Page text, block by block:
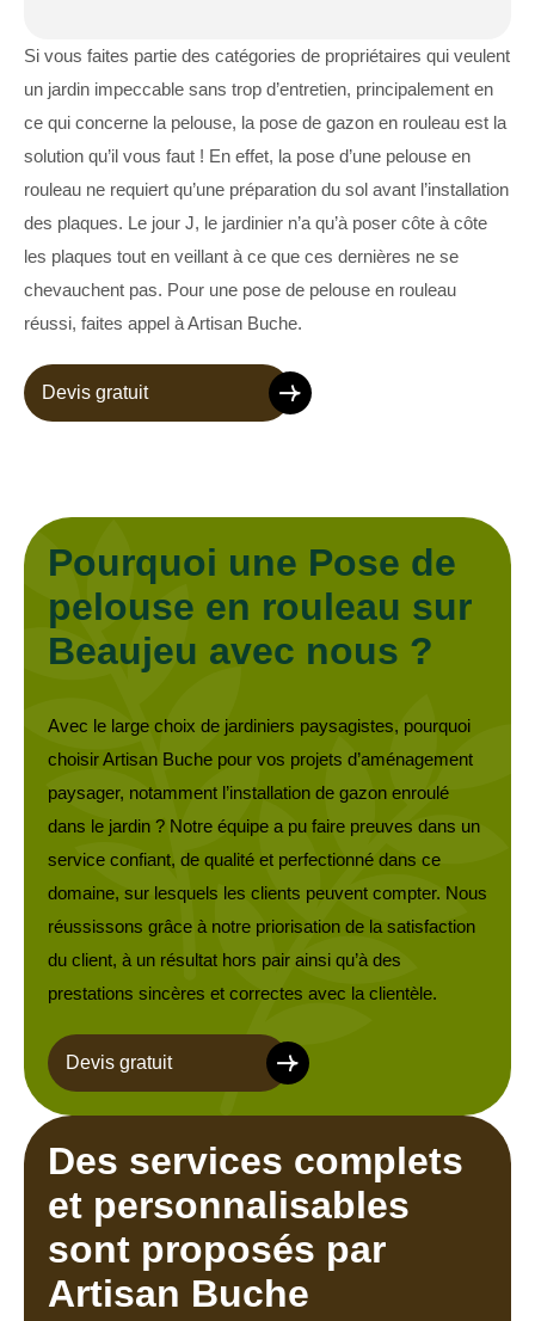
Si vous faites partie des catégories de propriétaires qui veulent
un jardin impeccable sans trop d’entretien, principalement en
ce qui concerne la pelouse, la pose de gazon en rouleau est la
solution qu’il vous faut ! En effet, la pose d’une pelouse en
rouleau ne requiert qu’une préparation du sol avant l’installation
des plaques. Le jour J, le jardinier n’a qu’à poser côte à côte
les plaques tout en veillant à ce que ces dernières ne se
chevauchent pas. Pour une pose de pelouse en rouleau
réussi, faites appel à Artisan Buche.
Devis gratuit
Pourquoi une Pose de
pelouse en rouleau sur
Beaujeu avec nous ?
Avec le large choix de jardiniers paysagistes, pourquoi
choisir Artisan Buche pour vos projets d’aménagement
paysager, notamment l’installation de gazon enroulé
dans le jardin ? Notre équipe a pu faire preuves dans un
service confiant, de qualité et perfectionné dans ce
domaine, sur lesquels les clients peuvent compter. Nous
réussissons grâce à notre priorisation de la satisfaction
du client, à un résultat hors pair ainsi qu’à des
prestations sincères et correctes avec la clientèle.
Devis gratuit
Des services complets
et personnalisables
sont proposés par
Artisan Buche